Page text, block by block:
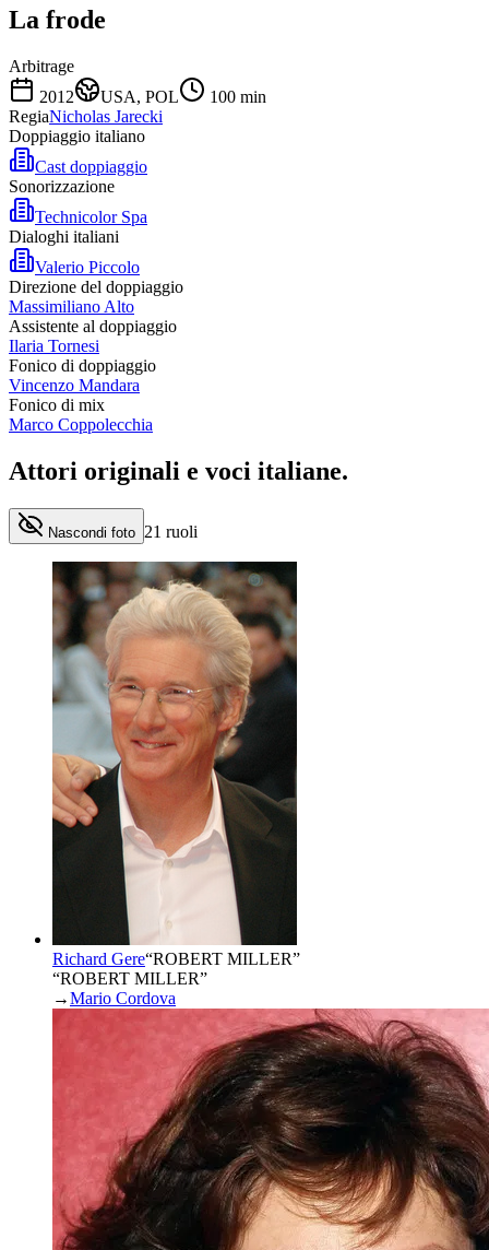
La frode
Arbitrage
2012
USA, POL 100 min
RegiaNicholas Jarecki
Doppiaggio italiano
Cast doppiaggio
Sonorizzazione
Technicolor Spa
Dialoghi italiani
Valerio Piccolo
Direzione del doppiaggio
Massimiliano Alto
Assistente al doppiaggio
Ilaria Tornesi
Fonico di doppiaggio
Vincenzo Mandara
Fonico di mix
Marco Coppolecchia
Attori originali e voci italiane.
Nascondi foto 21 ruoli
Richard Gere“ROBERT MILLER”
“ROBERT MILLER”
→Mario Cordova